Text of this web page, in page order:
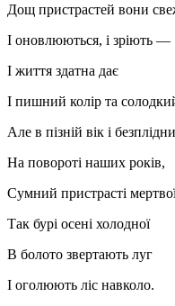
Дощ пристрастей вони
І оновлюються, і зріють —
І життя здатна дає
І пишний колір та
Але в пізній вік і
На повороті наших років,
Сумний пристрасті
Так бурі осені холодної
В болото звертають луг
І оголюють ліс навколо.